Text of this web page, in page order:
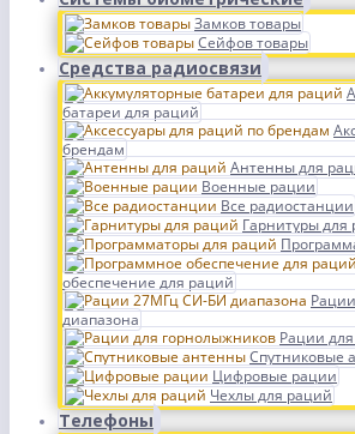
Замков товары
Сейфов товары
Средства радиосвязи
батареи для раций
брендам
Антенны для
Военные рации
Все радиостанции
Гарнитуры для
обеспечение для раций
диапазона
Рации
Спутниковые
Цифровые рации
Чехлы для раций
Телефоны